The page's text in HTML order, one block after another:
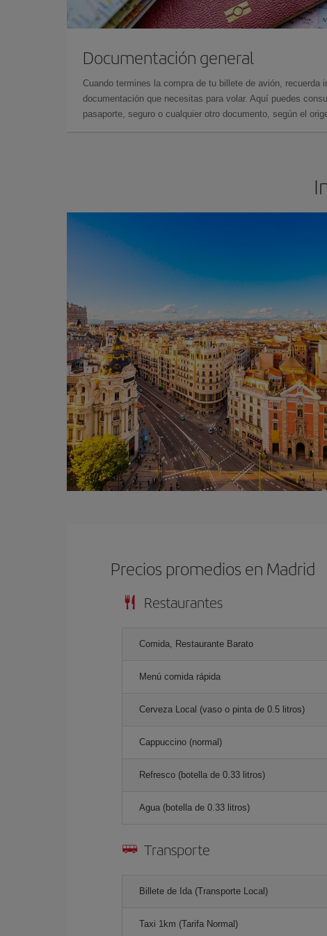
Documentación general
Cuando termines la compra de tu billete de avión, recuerda
documentación que necesitas para volar. Aquí puedes
pasaporte, seguro o cualquier otro documento, según el
Precios promedios en Madrid
Restaurantes
Comida, Restaurante Barato
Menú comida rápida
Cerveza Local (vaso o pinta de 0.5 litros)
Cappuccino (normal)
Refresco (botella de 0.33 litros)
Agua (botella de 0.33 litros)
Transporte
Billete de Ida (Transporte Local)
Taxi 1km (Tarifa Normal)